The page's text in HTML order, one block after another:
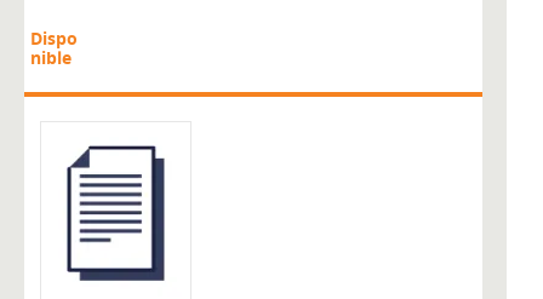
Dispo
nible